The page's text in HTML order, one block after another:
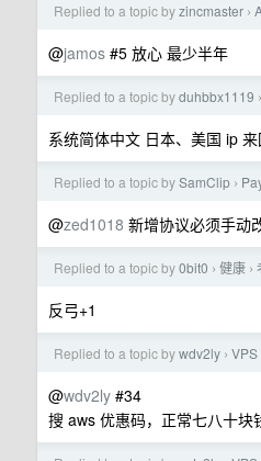
Replied to a topic byzincmaster ›
@jamos #5 放心 最少半年
Replied to a topic byduhbbx1119 ›
系统简体中文 日本、美国 ip
Replied to a topic bySamClip ›
@zed1018 新增协议必须手动
Replied to a topic by0bit0 › 健康 ›
反弓+1
Replied to a topic bywdv2ly › VPS
@wdv2ly #34
搜 aws 优惠码，正常七八十